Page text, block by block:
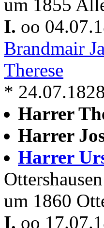
um 1855
I. oo
Brandmair
Therese
*
Harrer
Harrer
Harrer
Ottershausen
um 1860
I. oo